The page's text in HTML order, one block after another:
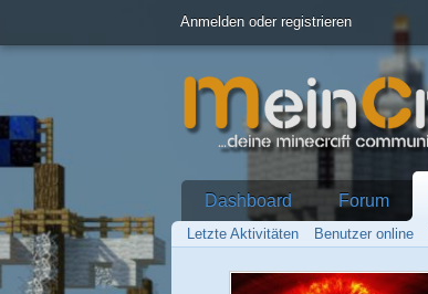
Anmelden oder registrieren
Dashboard Forum
Letzte Aktivitäten Benutzer online